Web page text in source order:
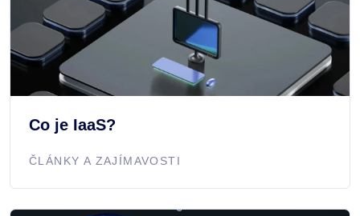
Co je IaaS?
ČLÁNKY A ZAJÍMAVOSTI